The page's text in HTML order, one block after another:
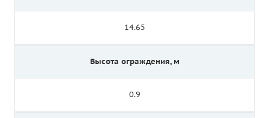
14.65
Высота ограждения, м
0.9